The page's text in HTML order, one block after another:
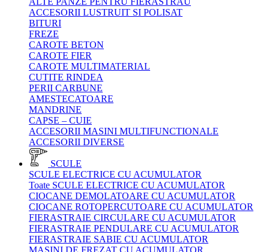
ACCESORII LUSTRUIT SI POLISAT
BITURI
FREZE
CAROTE BETON
CAROTE FIER
CAROTE MULTIMATERIAL
CUTITE RINDEA
PERII CARBUNE
AMESTECATOARE
MANDRINE
CAPSE – CUIE
ACCESORII MASINI MULTIFUNCTIONALE
ACCESORII DIVERSE
SCULE
SCULE ELECTRICE CU ACUMULATOR
Toate SCULE ELECTRICE CU ACUMULATOR
CIOCANE DEMOLATOARE CU ACUMULATOR
CIOCANE ROTOPERCUTOARE CU ACUMULATOR
FIERASTRAIE CIRCULARE CU ACUMULATOR
FIERASTRAIE PENDULARE CU ACUMULATOR
FIERASTRAIE SABIE CU ACUMULATOR
MASINI DE FREZAT CU ACUMULATOR